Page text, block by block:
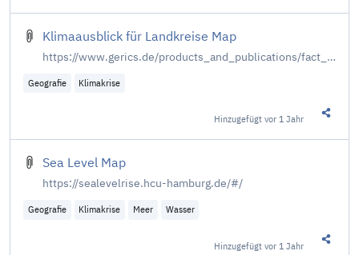
Klimaausblick für Landkreise Map
https://www.gerics.de/products_and_publications/fact_sheets/landkreise/index.php.de
Geografie Klimakrise
Hinzugefügtvor 1 Jahr
Sea Level Map
https://sealevelrise.hcu-hamburg.de/#/
Geografie Klimakrise Meer Wasser
Hinzugefügtvor 1 Jahr